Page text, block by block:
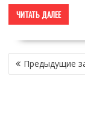
ЧИТАТЬ ДАЛЕЕ
НАВИГАЦИЯ
ПО Предыдущие